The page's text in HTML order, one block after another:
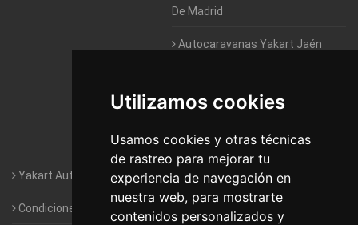
Utilizamos cookies
Usamos cookies y otras técnicas
de rastreo para mejorar tu
experiencia de navegación en
nuestra web, para mostrarte
contenidos personalizados y
De Madrid
Autocaravanas Yakart Jaén
Autocaravanas Yakart Valencia
Autocaravanas Yakart Vitoria
Yakart Autocaravanas · La empresa
Condiciones de Alquiler de Yakart